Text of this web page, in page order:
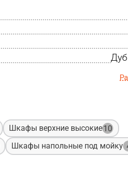
Шкафы верхние высокие10
Шкафы напольные под мойку